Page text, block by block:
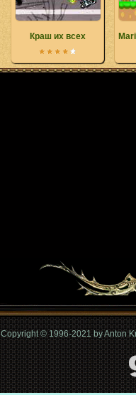
Краш их всех
Copyright © 1996-2021 by Anton